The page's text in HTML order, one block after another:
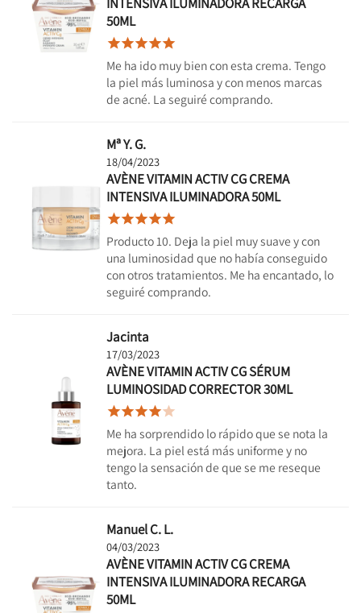
50ML

Me ha ido muy bien con esta crema. Tengo
la piel más luminosa y con menos marcas
de acné. La seguiré comprando.
Mª Y. G.
18/04/2023
AVÈNE VITAMIN ACTIV CG CREMA
INTENSIVA ILUMINADORA 50ML

Producto 10. Deja la piel muy suave y con
una luminosidad que no había conseguido
con otros tratamientos. Me ha encantado, lo
seguiré comprando.
Jacinta
17/03/2023
AVÈNE VITAMIN ACTIV CG SÉRUM
LUMINOSIDAD CORRECTOR 30ML

Me ha sorprendido lo rápido que se nota la
mejora. La piel está más uniforme y no
tengo la sensación de que se me reseque
tanto.
Manuel C. L.
04/03/2023
AVÈNE VITAMIN ACTIV CG CREMA
INTENSIVA ILUMINADORA RECARGA
50ML